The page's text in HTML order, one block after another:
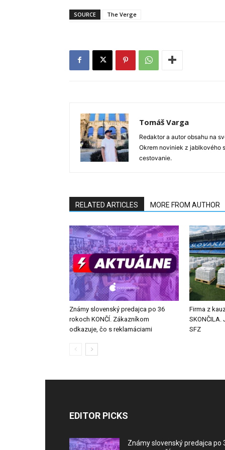
SOURCE The Verge
Tomáš Varga
Redaktor a autor obsahu na
Okrem noviniek z jablkového
cestovanie.
RELATED ARTICLES MORE FROM AUTHOR
Známy slovenský predajca po 36
rokoch KONČÍ. Zákazníkom
odkazuje, čo s reklamáciami
Firma z
SFZ
EDITOR PICKS
Známy slovenský predajca po